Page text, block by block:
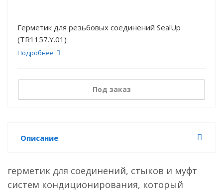
Герметик для резьбовых соединений SealUp
(TR1157.Y.01)
Подробнее
Под заказ
Описание
герметик для соединений, стыков и муфт
систем кондиционирования, который